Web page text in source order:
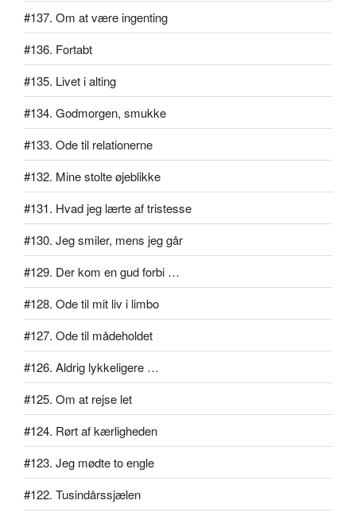
#137. Om at være ingenting
#136. Fortabt
#135. Livet i alting
#134. Godmorgen, smukke
#133. Ode til relationerne
#132. Mine stolte øjeblikke
#131. Hvad jeg lærte af tristesse
#130. Jeg smiler, mens jeg går
#129. Der kom en gud forbi …
#128. Ode til mit liv i limbo
#127. Ode til mådeholdet
#126. Aldrig lykkeligere …
#125. Om at rejse let
#124. Rørt af kærligheden
#123. Jeg mødte to engle
#122. Tusindårssjælen